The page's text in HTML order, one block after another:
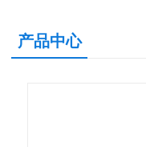
产品中心